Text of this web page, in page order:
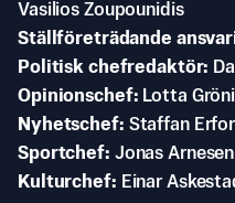
Vasilios Zoupounidis
Ställföreträdande
Politisk chefredaktör
Opinionschef
Lotta
Nyhetschef Staffan
Sportchef Jonas Arnesen
Kulturchef
Einar